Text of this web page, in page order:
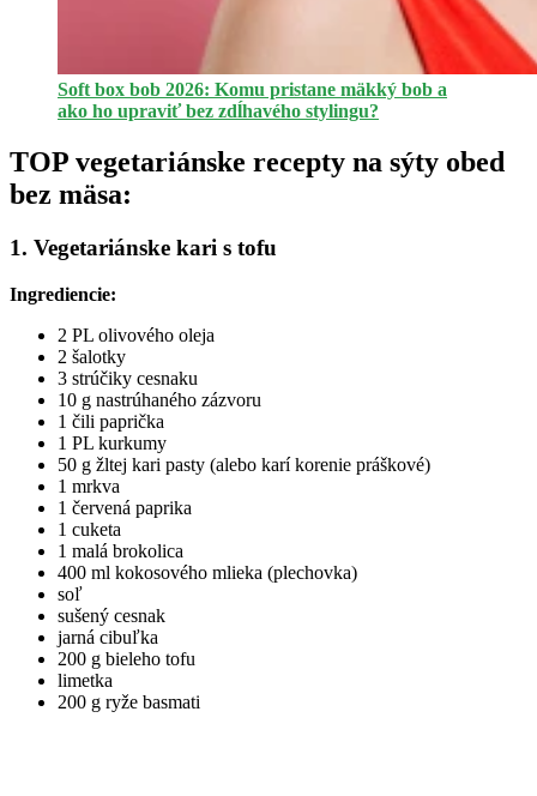
Soft box bob 2026: Komu pristane mäkký bob a
ako ho upraviť bez zdĺhavého stylingu?
TOP vegetariánske recepty na sýty obed
bez mäsa:
1. Vegetariánske kari s tofu
Ingrediencie:
2 PL olivového oleja
2 šalotky
3 strúčiky cesnaku
10 g nastrúhaného zázvoru
1 čili paprička
1 PL kurkumy
50 g žltej kari pasty (alebo karí korenie práškové)
1 mrkva
1 červená paprika
1 cuketa
1 malá brokolica
400 ml kokosového mlieka (plechovka)
soľ
sušený cesnak
jarná cibuľka
200 g bieleho tofu
limetka
200 g ryže basmati